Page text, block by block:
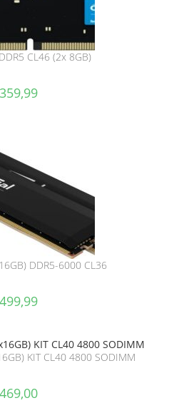
CL46 (2x 8GB)
359,99
DDR5-6000 CL36
499,99
KIT CL40 4800 SODIMM
469,00